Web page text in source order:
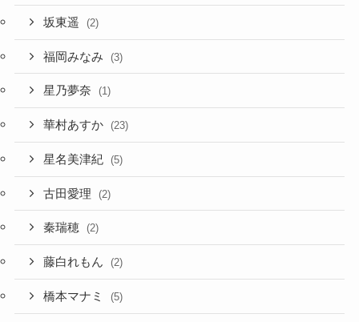
坂東遥 (2)
福岡みなみ (3)
星乃夢奈 (1)
華村あすか (23)
星名美津紀 (5)
古田愛理 (2)
秦瑞穂 (2)
藤白れもん (2)
橋本マナミ (5)